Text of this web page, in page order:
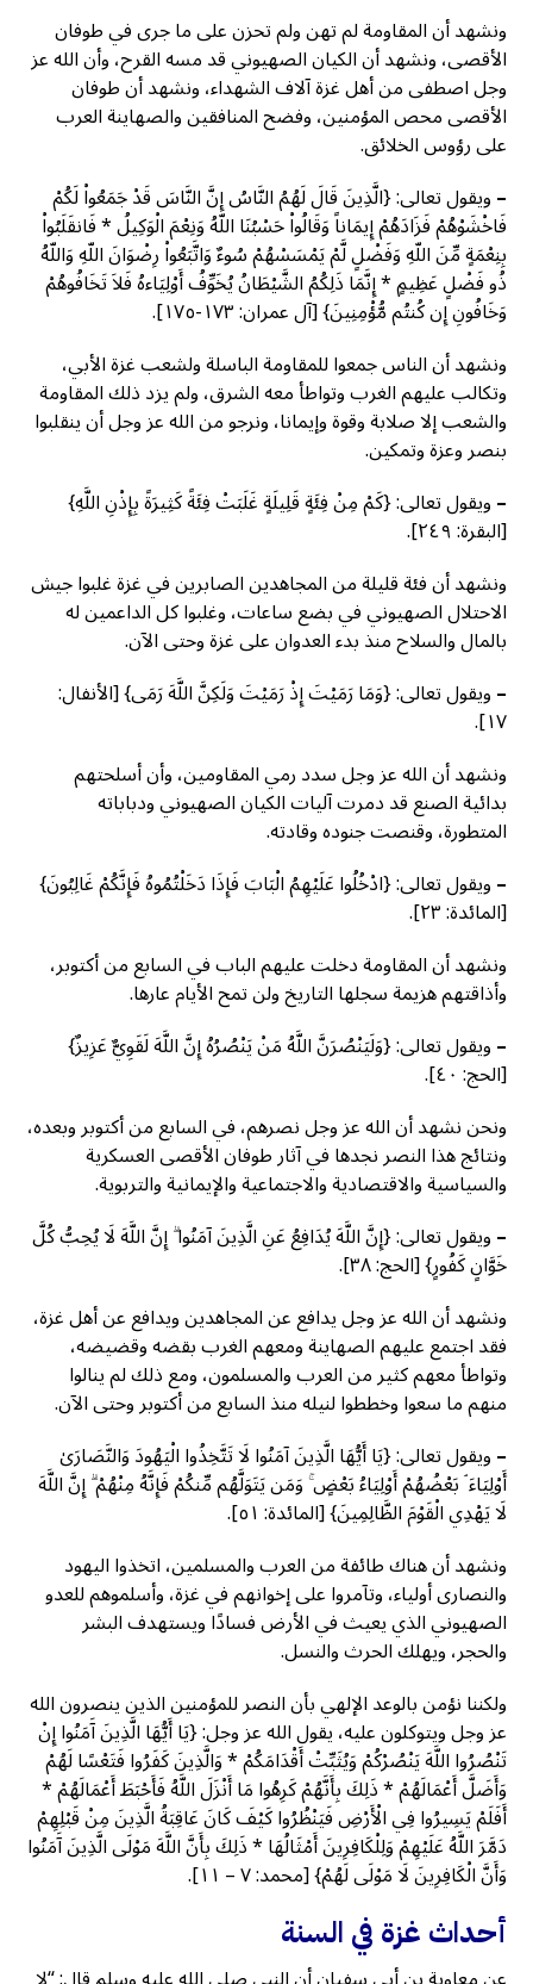
ونشهد أن المقاومة لم تهن ولم تحزن على ما جرى في طوفان
الأقصى، ونشهد أن الكيان الصهيوني قد مسه القرح، وأن الله عز
وجل اصطفى من أهل غزة آلاف الشهداء، ونشهد أن طوفان
الأقصى محص المؤمنين، وفضح المنافقين والصهاينة العرب
على رؤوس الخلائق.
–ويقول تعالى: {الَّذِينَ قَالَ لَهُمُ النَّاسُ إِنَّ النَّاسَ قَدْ جَمَعُواْ لَكُمْ
فَاخْشَوْهُمْ فَزَادَهُمْ إِيمَاناً وَقَالُواْ حَسْبُنَا اللّهُ وَنِعْمَ الْوَكِيلُ * فَانقَلَبُواْ
بِنِعْمَةٍ مِّنَ اللّهِ وَفَضْلٍ لَّمْ يَمْسَسْهُمْ سُوءٌ وَاتَّبَعُواْ رِضْوَانَ اللّهِ وَاللّهُ
ذُو فَضْلٍ عَظِيمٍ * إِنَّمَا ذَلِكُمُ الشَّيْطَانُ يُخَوِّفُ أَوْلِيَاءهُ فَلاَ تَخَافُوهُمْ
وَخَافُونِ إِن كُنتُم مُّؤْمِنِينَ} [آل عمران: ١٧٣-١٧٥].
ونشهد أن الناس جمعوا للمقاومة الباسلة ولشعب غزة الأبي،
وتكالب عليهم الغرب وتواطأ معه الشرق، ولم يزد ذلك المقاومة
والشعب إلا صلابة وقوة وإيمانا، ونرجو من الله عز وجل أن ينقلبوا
بنصر وعزة وتمكين.
–ويقول تعالى: {كَمْ مِنْ فِئَةٍ قَلِيلَةٍ غَلَبَتْ فِئَةً كَثِيرَةً بِإِذْنِ اللَّهِ}
[البقرة: ٢٤٩].
ونشهد أن فئة قليلة من المجاهدين الصابرين في غزة غلبوا جيش
الاحتلال الصهيوني في بضع ساعات، وغلبوا كل الداعمين له
بالمال والسلاح منذ بدء العدوان على غزة وحتى الآن.
–ويقول تعالى: {وَمَا رَمَيْتَ إِذْ رَمَيْتَ وَلَكِنَّ اللَّهَ رَمَى} [الأنفال:
١٧].
ونشهد أن الله عز وجل سدد رمي المقاومين، وأن أسلحتهم
بدائية الصنع قد دمرت آليات الكيان الصهيوني ودباباته
المتطورة، وقنصت جنوده وقادته.
–ويقول تعالى: {ادْخُلُوا عَلَيْهِمُ الْبَابَ فَإِذَا دَخَلْتُمُوهُ فَإِنَّكُمْ غَالِبُونَ}
[المائدة: ٢٣].
ونشهد أن المقاومة دخلت عليهم الباب في السابع من أكتوبر،
وأذاقتهم هزيمة سجلها التاريخ ولن تمح الأيام عارها.
–ويقول تعالى: {وَلَيَنْصُرَنَّ اللَّهُ مَنْ يَنْصُرُهُ إِنَّ اللَّهَ لَقَوِيٌّ عَزِيزٌ}
[الحج: ٤٠].
ونحن نشهد أن الله عز وجل نصرهم، في السابع من أكتوبر وبعده،
ونتائج هذا النصر نجدها في آثار طوفان الأقصى العسكرية
والسياسية والاقتصادية والاجتماعية والإيمانية والتربوية.
–ويقول تعالى: {إِنَّ اللَّهَ يُدَافِعُ عَنِ الَّذِينَ آمَنُوا ۗ إِنَّ اللَّهَ لَا يُحِبُّ كُلَّ
خَوَّانٍ كَفُورٍ} [الحج: ٣٨].
ونشهد أن الله عز وجل يدافع عن المجاهدين ويدافع عن أهل غزة،
فقد اجتمع عليهم الصهاينة ومعهم الغرب بقضه وقضيضه،
وتواطأ معهم كثير من العرب والمسلمون، ومع ذلك لم ينالوا
منهم ما سعوا وخططوا لنيله منذ السابع من أكتوبر وحتى الآن.
–ويقول تعالى: {يَا أَيُّهَا الَّذِينَ آمَنُوا لَا تَتَّخِذُوا الْيَهُودَ وَالنَّصَارَىٰ
أَوْلِيَاءَ ۘ بَعْضُهُمْ أَوْلِيَاءُ بَعْضٍ ۚ وَمَن يَتَوَلَّهُم مِّنكُمْ فَإِنَّهُ مِنْهُمْ ۗ إِنَّ اللَّهَ
لَا يَهْدِي الْقَوْمَ الظَّالِمِينَ} [المائدة: ٥١].
ونشهد أن هناك طائفة من العرب والمسلمين، اتخذوا اليهود
والنصارى أولياء، وتآمروا على إخوانهم في غزة، وأسلموهم للعدو
الصهيوني الذي يعيث في الأرض فسادًا ويستهدف البشر
والحجر، ويهلك الحرث والنسل.
ولكننا نؤمن بالوعد الإلهي بأن النصر للمؤمنين الذين ينصرون الله
عز وجل ويتوكلون عليه، يقول الله عز وجل: {يَا أَيُّهَا الَّذِينَ آَمَنُوا إِنْ
تَنْصُرُوا اللَّهَ يَنْصُرْكُمْ وَيُثَبِّتْ أَقْدَامَكُمْ * وَالَّذِينَ كَفَرُوا فَتَعْسًا لَهُمْ
وَأَضَلَّ أَعْمَالَهُمْ * ذَلِكَ بِأَنَّهُمْ كَرِهُوا مَا أَنْزَلَ اللَّهُ فَأَحْبَطَ أَعْمَالَهُمْ *
أَفَلَمْ يَسِيرُوا فِي الْأَرْضِ فَيَنْظُرُوا كَيْفَ كَانَ عَاقِبَةُ الَّذِينَ مِنْ قَبْلِهِمْ
دَمَّرَ اللَّهُ عَلَيْهِمْ وَلِلْكَافِرِينَ أَمْثَالُهَا * ذَلِكَ بِأَنَّ اللَّهَ مَوْلَى الَّذِينَ آَمَنُوا
وَأَنَّ الْكَافِرِينَ لَا مَوْلَى لَهُمْ} [محمد: ٧ – ١١].
أحداث غزة في السنة